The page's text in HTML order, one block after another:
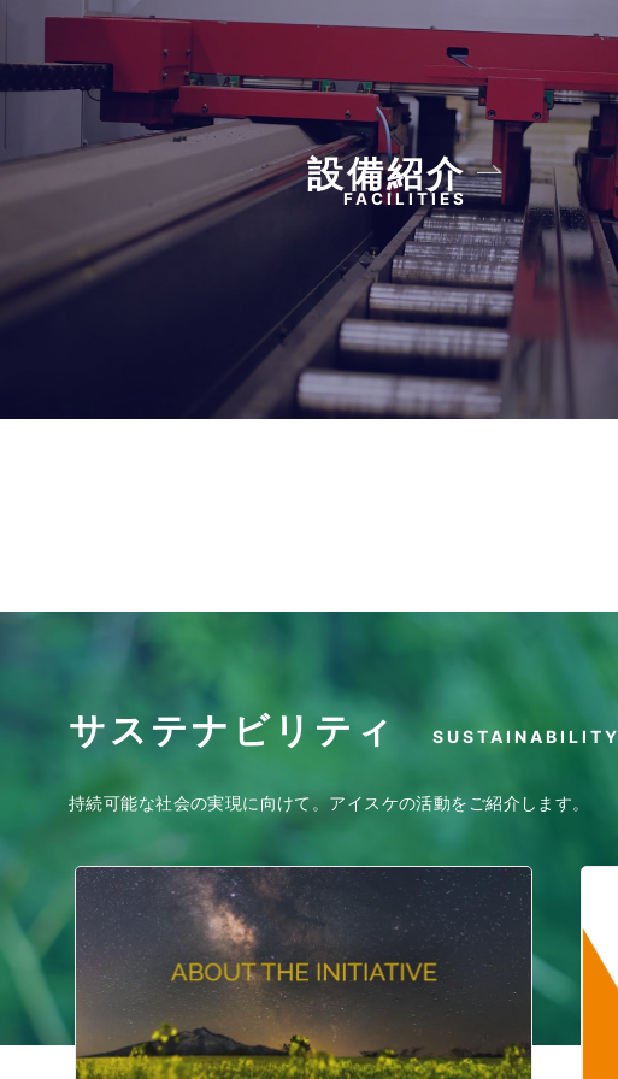
設備紹介
FACILITIES
サステナビリティ SUSTAINABILITY
持続可能な社会の実現に向けて。アイスケの活動をご紹介します。